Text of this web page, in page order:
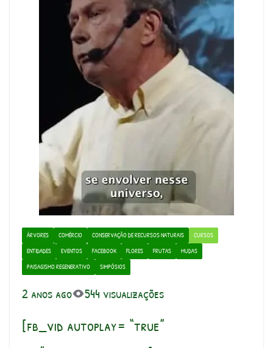
ÁRVORES COMÉRCIO CONSERVAÇÃO DE RECURSOS NATURAIS
CURSOS
ENTIDADES
EVENTOS FACEBOOK FLORES FRUTAS
MUDAS
PAISAGISMO REGENERATIVO
SIMPÓSIOS
2 anos ago 544 visualizações
[fb_vid autoplay= “true”